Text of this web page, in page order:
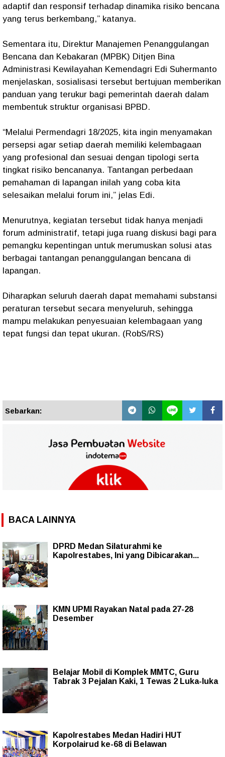
adaptif dan responsif terhadap dinamika risiko bencana
yang terus berkembang,” katanya.
Sementara itu, Direktur Manajemen Penanggulangan
Bencana dan Kebakaran (MPBK) Ditjen Bina
Administrasi Kewilayahan Kemendagri Edi Suhermanto
menjelaskan, sosialisasi tersebut bertujuan memberikan
panduan yang terukur bagi pemerintah daerah dalam
membentuk struktur organisasi BPBD.
“Melalui Permendagri 18/2025, kita ingin menyamakan
persepsi agar setiap daerah memiliki kelembagaan
yang profesional dan sesuai dengan tipologi serta
tingkat risiko bencananya. Tantangan perbedaan
pemahaman di lapangan inilah yang coba kita
selesaikan melalui forum ini,” jelas Edi.
Menurutnya, kegiatan tersebut tidak hanya menjadi
forum administratif, tetapi juga ruang diskusi bagi para
pemangku kepentingan untuk merumuskan solusi atas
berbagai tantangan penanggulangan bencana di
lapangan.
Diharapkan seluruh daerah dapat memahami substansi
peraturan tersebut secara menyeluruh, sehingga
mampu melakukan penyesuaian kelembagaan yang
tepat fungsi dan tepat ukuran. (RobS/RS)
Sebarkan:
BACA LAINNYA
DPRD Medan Silaturahmi ke
Kapolrestabes, Ini yang Dibicarakan...
KMN UPMI Rayakan Natal pada 27-28
Desember
Belajar Mobil di Komplek MMTC, Guru
Tabrak 3 Pejalan Kaki, 1 Tewas 2 Luka-luka
Kapolrestabes Medan Hadiri HUT
Korpolairud ke-68 di Belawan